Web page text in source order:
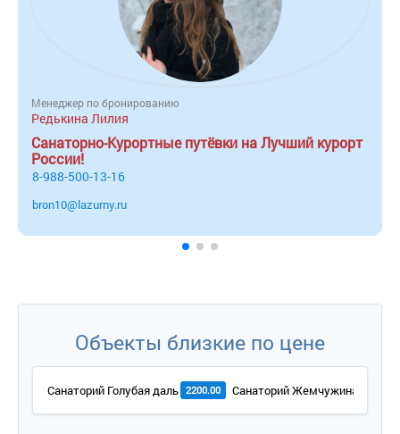
Менеджер по бронированию
Редькина Лилия
Санаторно-Курортные путёвки на Лучший курорт
России!
8-988-500-13-16
bron10@lazurny.ru
Объекты близкие по цене
Санаторий Голубая даль 2200.00 Санаторий Жемчужина моря